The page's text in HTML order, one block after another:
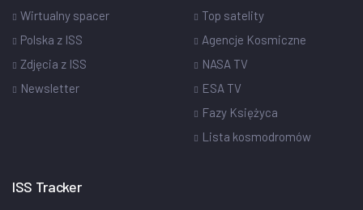
Wirtualny spacer
Polska z ISS
Zdjęcia z ISS
Newsletter
Top satelity
Agencje Kosmiczne
NASA TV
ESA TV
Fazy Księżyca
Lista kosmodromów
ISS Tracker